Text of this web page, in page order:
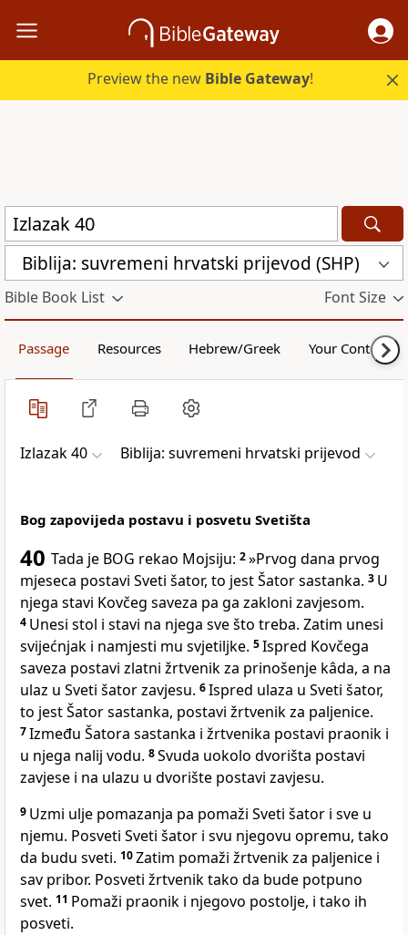
Preview the new Bible Gateway!
Biblija: suvremeni hrvatski prijevod (SHP)
Bible Book List Font Size
Passage Resources Hebrew/Greek Your Content
Izlazak 40 Biblija: suvremeni hrvatski prijevod
Bog zapovijeda postavu i posvetu Svetišta
40 Tada je BOG rekao Mojsiju: 2»Prvog dana prvog
mjeseca postavi Sveti šator, to jest Šator sastanka. 3 U
njega stavi Kovčeg saveza pa ga zakloni zavjesom.
4 Unesi stol i stavi na njega sve što treba. Zatim unesi
svijećnjak i namjesti mu svjetiljke. 5Ispred Kovčega
saveza postavi zlatni žrtvenik za prinošenje kâda, a na
ulaz u Sveti šator zavjesu. 6Ispred ulaza u Sveti šator,
to jest Šator sastanka, postavi žrtvenik za paljenice.
7Između Šatora sastanka i žrtvenika postavi praonik i
u njega nalij vodu. 8Svuda uokolo dvorišta postavi
zavjese i na ulazu u dvorište postavi zavjesu.
9 Uzmi ulje pomazanja pa pomaži Sveti šator i sve u
njemu. Posveti Sveti šator i svu njegovu opremu, tako
da budu sveti. 10Zatim pomaži žrtvenik za paljenice i
sav pribor. Posveti žrtvenik tako da bude potpuno
svet. 11 Pomaži praonik i njegovo postolje, i tako ih
posveti.